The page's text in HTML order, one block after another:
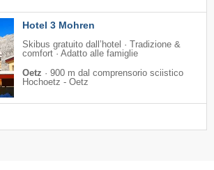
Hotel 3 Mohren
Skibus gratuito dall’hotel · Tradizione &
comfort · Adatto alle famiglie
Oetz · 900 m dal comprensorio sciistico
Hochoetz - Oetz